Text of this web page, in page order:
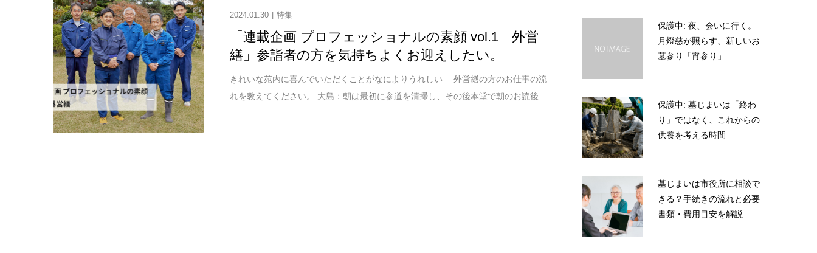
2024.01.30 特集
「連載企画 プロフェッショナルの素顔 vol.1 外営
繕」参詣者の方を気持ちよくお迎えしたい。
きれいな苑内に喜んでいただくことがなによりうれしい ―外営繕の方のお仕事の流
れを教えてください。 大島：朝は最初に参道を清掃し、その後本堂で朝のお読後...
保護中: 夜、会いに行く。
月燈慈が照らす、新しいお
墓参り「宵参り」
保護中: 墓じまいは「終わ
り」ではなく、これからの
供養を考える時間
墓じまいは市役所に相談で
きる？手続きの流れと必要
書類・費用目安を解説